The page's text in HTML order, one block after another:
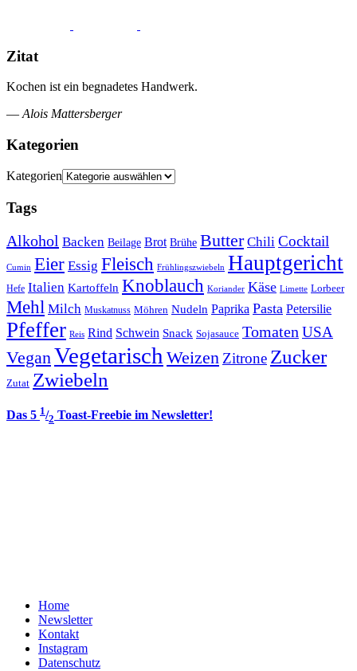
Zitat
Kochen ist ein begnadetes Handwerk.
— Alois Mattersberger
Kategorien
Kategorien
Tags
Alkohol Backen Beilage Brot Brühe Butter Chili Cocktail
Cumin Eier Essig Fleisch Frühlingszwiebeln Hauptgericht
Hefe Italien Kartoffeln Knoblauch Koriander Käse Limette Lorbeer
Mehl Milch Muskatnuss Möhren Nudeln Paprika Pasta Petersilie
Pfeffer Reis Rind Schwein Snack Sojasauce Tomaten USA
VeganVegetarisch Weizen Zitrone Zucker
Zutat Zwiebeln
Das 5 1/2 Toast-Freebie im Newsletter!
Home
Newsletter
Kontakt
Instagram
Datenschutz